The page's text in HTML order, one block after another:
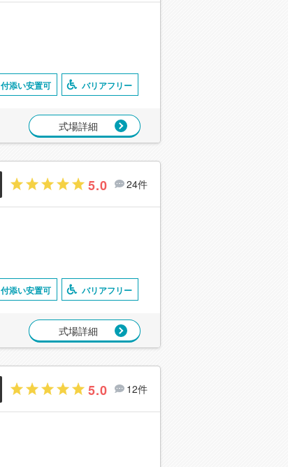
付添い安置可 バリアフリー
式場詳細
5.0 24件
付添い安置可 バリアフリー
式場詳細
5.0 12件